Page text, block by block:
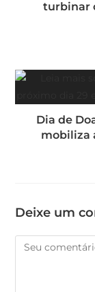
turbinar
Dia de
mobiliza
Deixe um